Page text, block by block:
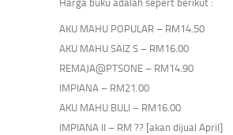
Harga buku adalah sepert berikut :
AKU MAHU POPULAR – RM14.50
AKU MAHU SAIZ S – RM16.00
REMAJA@PTSONE – RM14.90
IMPIANA – RM21.00
AKU MAHU BULI – RM16.00
IMPIANA II – RM ?? [akan dijual April]